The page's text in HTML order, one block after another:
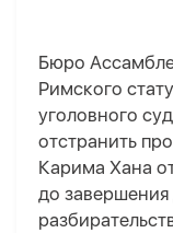
Бюро
Римского
уголовного
отстранить
Карима Хана
до